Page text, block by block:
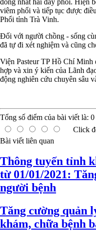
viêm phổi và tiếp tục được
Phổi tỉnh Trà Vinh.
Đối với người chồng - sống
đã tự đi xét nghiệm và cũng
Viện Pasteur TP Hồ Chí Minh
hợp và xin ý kiến của Lãnh
động nghiên cứu chuyên sâu
Tổng số điểm của bài viết là: 0
Click
Bài viết liên quan
Thông tuyến tỉnh
từ 01/01/2021:
người bệnh
Tăng cường quản
khám, chữa bệnh